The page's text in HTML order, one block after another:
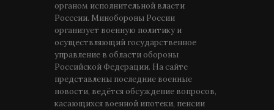
органом исполнительной власти
Росссии. Минобороны России
организует военную политику и
осуществляющий государственное
управление в области обороны
Российской Федерации. На сайте
представлены последние военные
новости, ведётся обсуждение вопросов,
касающихся военной ипотеки, пенсии